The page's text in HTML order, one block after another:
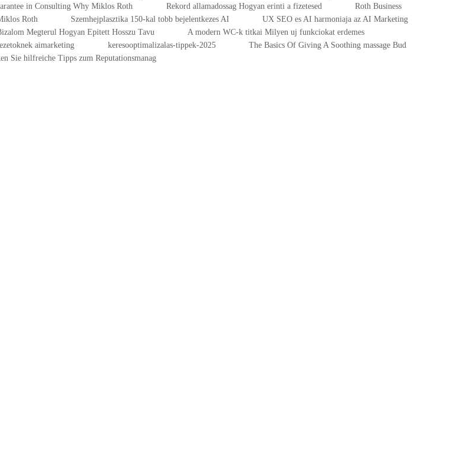
in Consulting Why Miklos Roth Rekord allamadossag Hogyan erinti a fizetesed
Roth Business
Roth Szemhejplasztika 150-kal tobb bejelentkezes AI
UX SEO es AI harmoniaja az AI Marketing
Megterul Hogyan Epitett Hosszu Tavu
A modern WC-k titkai Milyen uj funkciokat erdemes
aimarketing keresooptimalizalas-tippek-2025
The Basics Of Giving A Soothing massage Bud
Sie hilfreiche Tipps zum Reputationsmanag